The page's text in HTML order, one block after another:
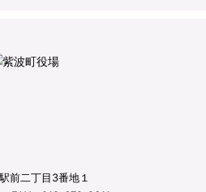
前二丁目3番地１